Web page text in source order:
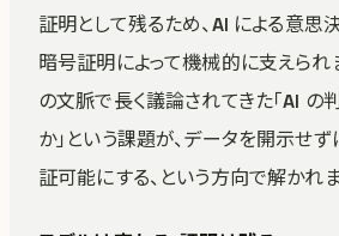
証明として残るため、AI による意思
暗号証明によって機械的に支えられ
の文脈で長く議論されてきた「AI の
か」という課題が、データを開示せ
証可能にする、という方向で解かれま